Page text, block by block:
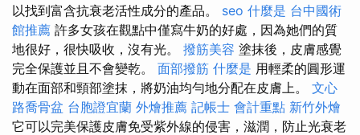
以找到富含抗衰老活性成分的產品。 seo 什麼是 台中國術
館推薦 許多女孩在觀點中僅寫牛奶的好處，因為她們的質
地很好，很快吸收，沒有光。 撥筋美容 塗抹後，皮膚感覺
完全保護並且不會變乾。 面部撥筋 什麼是 用輕柔的圓形運
動在面部和頸部塗抹，將奶油均勻地分配在皮膚上。 文心
路喬骨盆 台胞證宜蘭 外燴推薦 記帳士 會計重點 新竹外燴
它可以完美保護皮膚免受紫外線的侵害，滋潤，防止光衰老